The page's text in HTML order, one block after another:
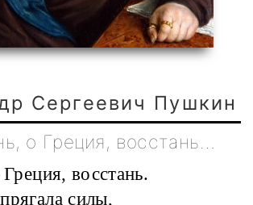
Сергеевич Пушкин
о Греция, восстань…
восстань.
силы,